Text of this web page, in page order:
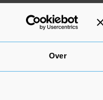
Over